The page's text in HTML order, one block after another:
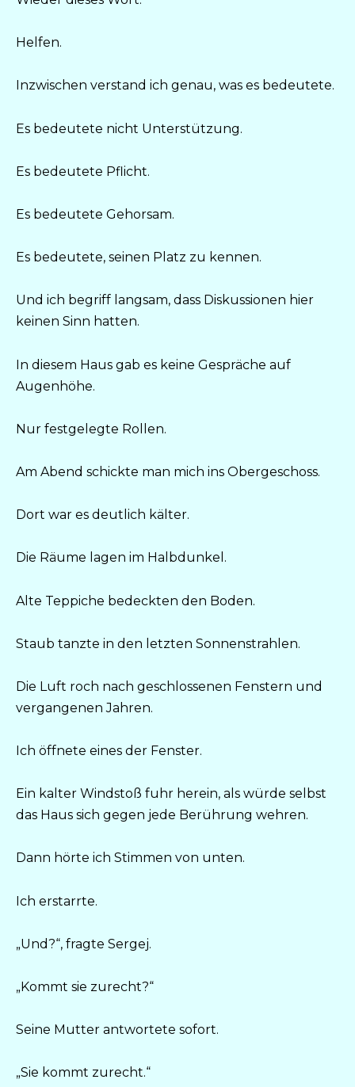
Helfen.
Inzwischen verstand ich genau, was es bedeutete.
Es bedeutete nicht Unterstützung.
Es bedeutete Pflicht.
Es bedeutete Gehorsam.
Es bedeutete, seinen Platz zu kennen.
Und ich begriff langsam, dass Diskussionen hier
keinen Sinn hatten.
In diesem Haus gab es keine Gespräche auf
Augenhöhe.
Nur festgelegte Rollen.
Am Abend schickte man mich ins Obergeschoss.
Dort war es deutlich kälter.
Die Räume lagen im Halbdunkel.
Alte Teppiche bedeckten den Boden.
Staub tanzte in den letzten Sonnenstrahlen.
Die Luft roch nach geschlossenen Fenstern und
vergangenen Jahren.
Ich öffnete eines der Fenster.
Ein kalter Windstoß fuhr herein, als würde selbst
das Haus sich gegen jede Berührung wehren.
Dann hörte ich Stimmen von unten.
Ich erstarrte.
„Und?“, fragte Sergej.
„Kommt sie zurecht?“
Seine Mutter antwortete sofort.
„Sie kommt zurecht.“